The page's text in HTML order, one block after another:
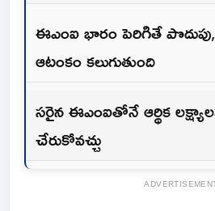
ఈఎంఐ భారం పెరిగితే పొదుపు,
ఆటంకం కలుగుతుంది
సరైన ఈఎంఐతోనే ఆర్థిక
చేరుకోవచ్చు